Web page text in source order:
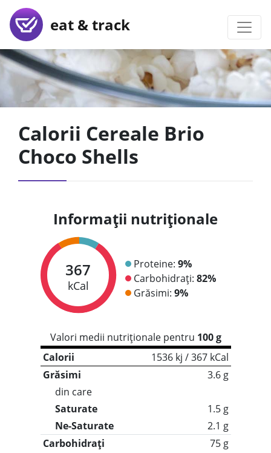
eat & track
Calorii Cereale Brio
Choco Shells
Informații nutriționale
367
kCal
Proteine: 9%
Carbohidrați: 82%
Grăsimi: 9%
Valori medii nutriționale pentru 100 g
Calorii
1536 kj / 367 kCal
Grăsimi
3.6 g
din care
Saturate
1.5 g
Ne-Saturate
2.1 g
Carbohidrați
75 g